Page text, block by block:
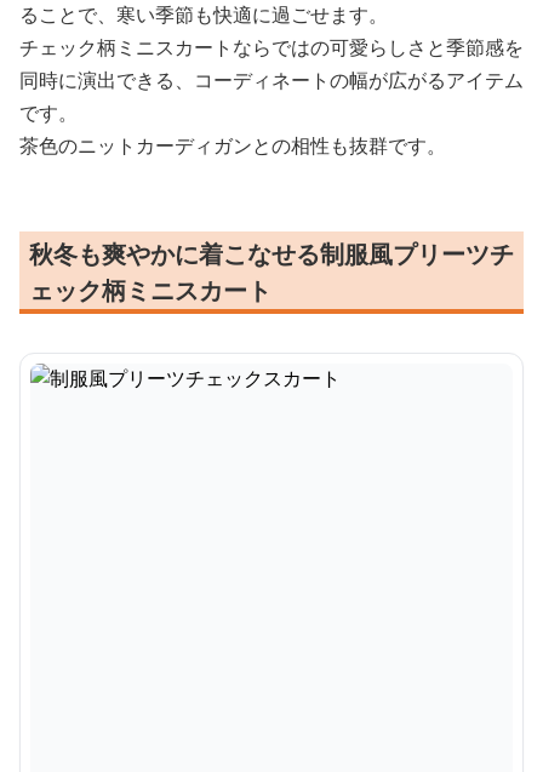
ることで、寒い季節も快適に過ごせます。
チェック柄ミニスカートならではの可愛らしさと季節感を
同時に演出できる、コーディネートの幅が広がるアイテム
です。
茶色のニットカーディガンとの相性も抜群です。
秋冬も爽やかに着こなせる制服風プリーツチ
ェック柄ミニスカート